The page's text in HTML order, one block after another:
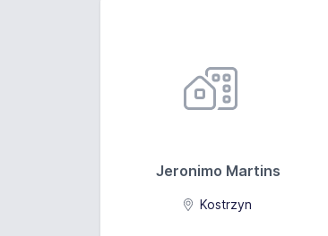
Jeronimo Martins
Kostrzyn